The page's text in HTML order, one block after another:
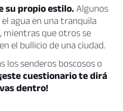
su propio estilo. Algunos
agua en una tranquila
mientras que otros se
el bullicio de una ciudad.
los senderos boscosos o
¡este cuestionario te dirá
dentro!